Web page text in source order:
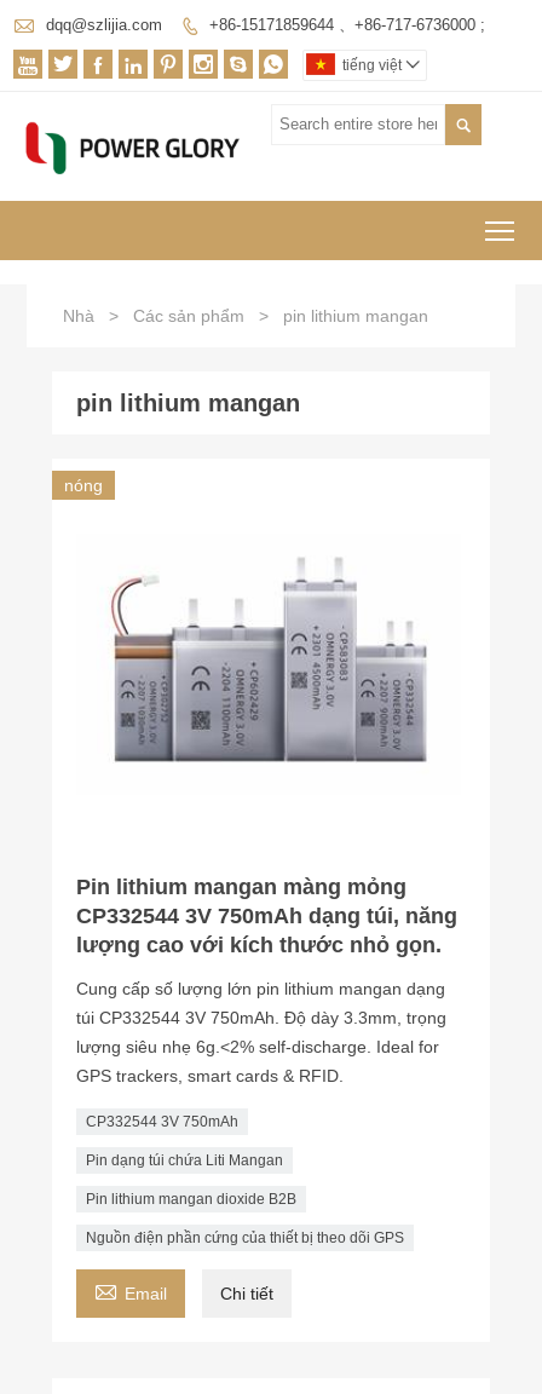
 dqq@szlijia.com  +86-15171859644 、+86-717-6736000 ;
        tiếng việt 

Nhà > Các sản phẩm > pin lithium mangan
pin lithium mangan
nóng
Pin lithium mangan màng mỏng
CP332544 3V 750mAh dạng túi, năng
lượng cao với kích thước nhỏ gọn.
Cung cấp số lượng lớn pin lithium mangan dạng
túi CP332544 3V 750mAh. Độ dày 3.3mm, trọng
lượng siêu nhẹ 6g.<2% self-discharge. Ideal for
GPS trackers, smart cards & RFID.
CP332544 3V 750mAh
Pin dạng túi chứa Liti Mangan
Pin lithium mangan dioxide B2B
Nguồn điện phần cứng của thiết bị theo dõi GPS
 Email Chi tiết